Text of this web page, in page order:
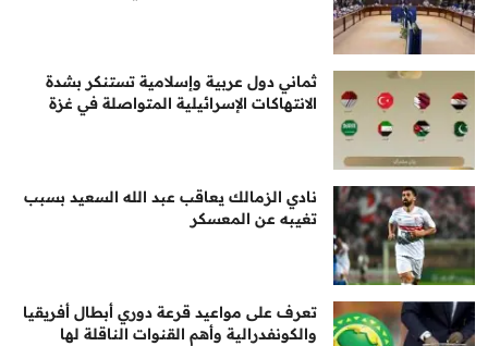
ثماني دول عربية وإسلامية تستنكر بشدة
الانتهاكات الإسرائيلية المتواصلة في غزة
نادي الزمالك يعاقب عبد الله السعيد بسبب
تغيبه عن المعسكر
تعرف على مواعيد قرعة دوري أبطال أفريقيا
والكونفدرالية وأهم القنوات الناقلة لها